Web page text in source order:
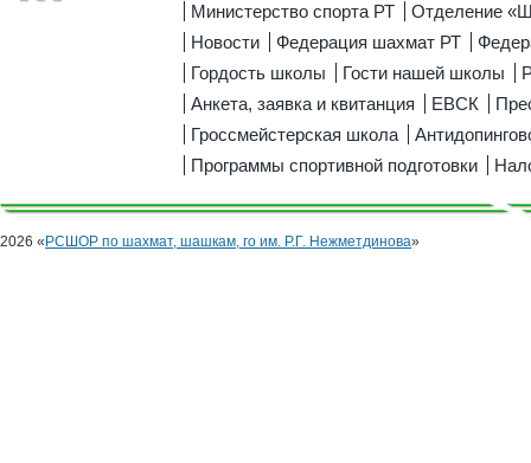
Министерство спорта РТ
Отделение
Новости
Федерация шахмат РТ
Гордость школы
Гости нашей школы
Анкета, заявка и квитанция
ЕВСК
Гроссмейстерская школа
Программы спортивной подготовки
2026 « РСШОР по шахмат, шашкам, го им. Р.Г. Нежметдинова»